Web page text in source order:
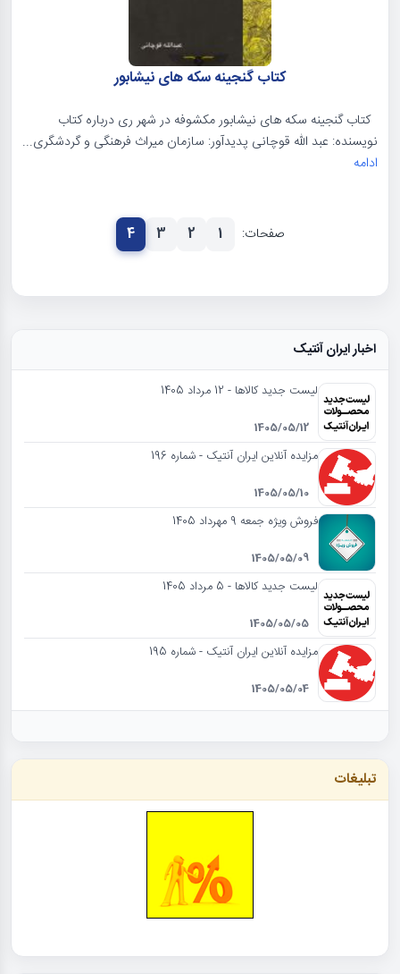
کتاب گنجینه سکه های نیشابور
کتاب گنجینه سکه های نیشابور مکشوفه در شهر ری درباره کتاب
نویسنده: عبد اللّه قوچانی پدیدآور: سازمان میراث فرهنگی و گردشگری...
ادامه
صفحات: 1
2
3
4
اخبار ایران آنتیک
لیست جدید کالاها - 12 مرداد 1405
1405/05/12
مزایده آنلاین ایران آنتیک - شماره 196
1405/05/10
فروش ویژه جمعه 9 مهرداد 1405
1405/05/09
لیست جدید کالاها - 5 مرداد 1405
1405/05/05
مزایده آنلاین ایران آنتیک - شماره 195
1405/05/04
تبلیغات